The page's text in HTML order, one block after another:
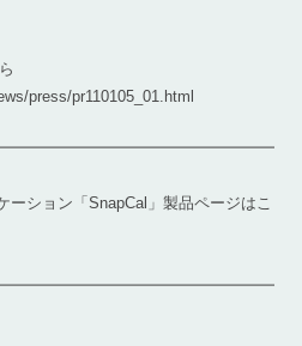
press/pr110105_01.html
ション「SnapCal」製品ページはこ